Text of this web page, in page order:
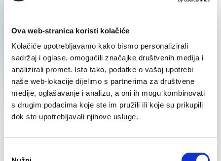
Ova web-stranica koristi kolačiće
Kolačiće upotrebljavamo kako bismo personalizirali
sadržaj i oglase, omogućili značajke društvenih medija i
analizirali promet. Isto tako, podatke o vašoj upotrebi
naše web-lokacije dijelimo s partnerima za društvene
medije, oglašavanje i analizu, a oni ih mogu kombinovati
s drugim podacima koje ste im pružili ili koje su prikupili
dok ste upotrebljavali njihove usluge.
Proizvodnja i logistika -
pretraga i selekcija
Vidi sve